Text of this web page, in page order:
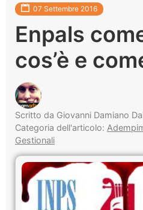
07 Settembre 2016
Enpals
cos’è e
Scritto da Giovanni Damiano
Categoria dell'articolo:
Gestionali